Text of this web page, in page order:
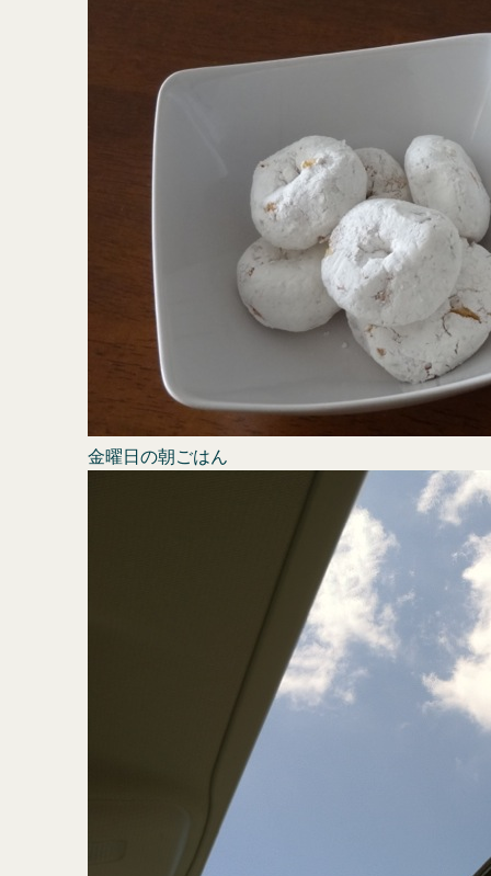
金曜日の朝ごはん